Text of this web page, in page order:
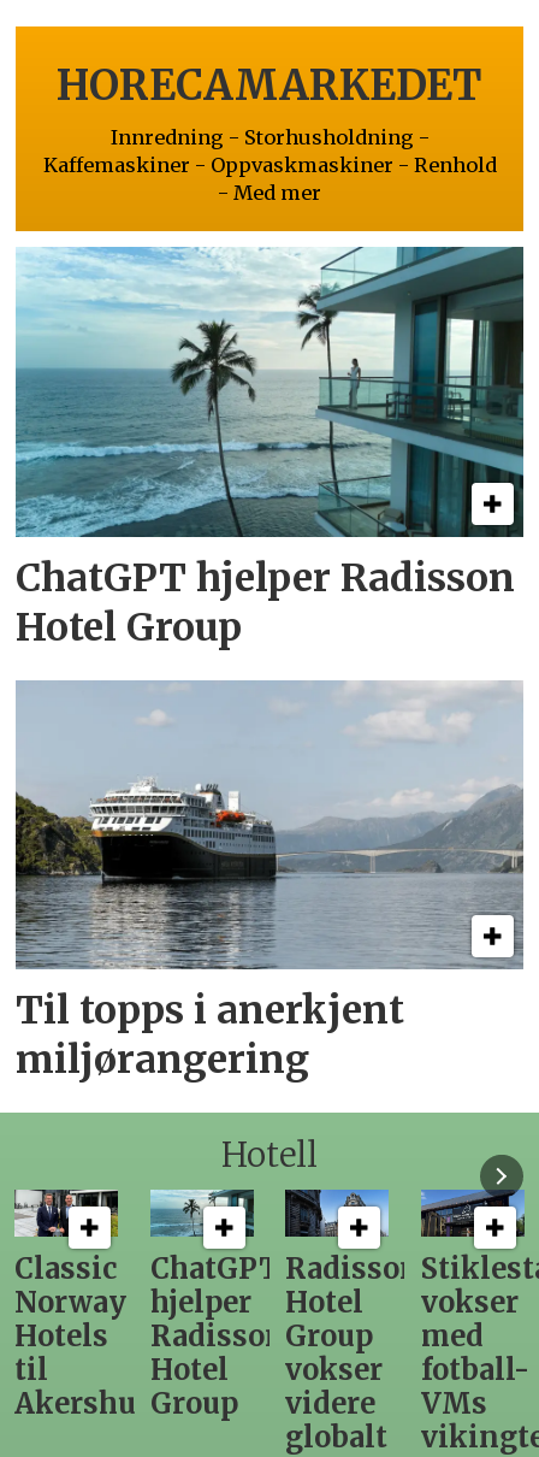
HORECAMARKEDET
Innredning - Storhusholdning -
Kaffemaskiner - Oppvaskmaskiner - Renhold
- Med mer
ChatGPT hjelper Radisson
Hotel Group
Til topps i anerkjent
miljørangering
Hotell
ChatGPT
hjelper
Radisson
Hotel
Group
Radisson
Hotel
Group
vokser
videre
Stiklestad
vokser
med
fotball-
VMs
vikingtematikk
Fra
direktør
til
nytt